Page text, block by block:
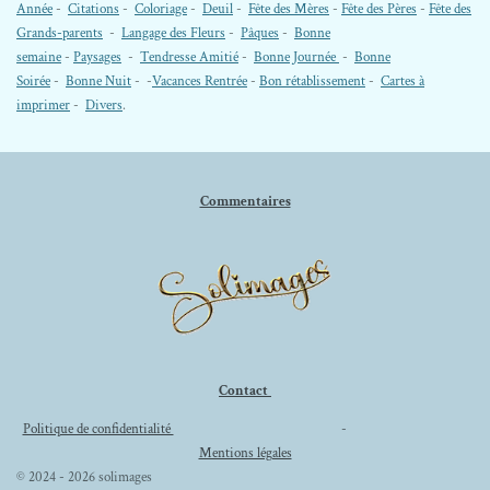
Année- Citations - Coloriage- Deuil- Fête des Mères - Fête des Pères - Fête des
Grands-parents - Langage des Fleurs - Pâques - Bonne
semaine- Paysages - Tendresse Amitié- Bonne Journée - Bonne
Soirée- Bonne Nuit- -Vacances Rentrée- Bon rétablissement- Cartes à
imprimer- Divers.
Commentaires
Contact
Politique de confidentialité-
Mentions légales
© 2024 - 2026 solimages